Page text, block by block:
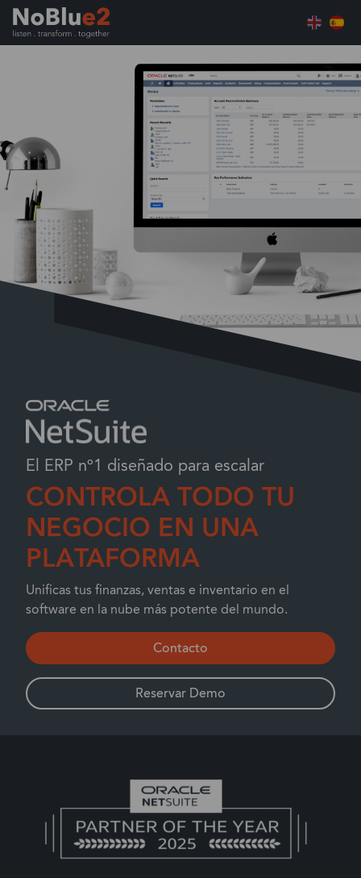
Home Controla todo tu negocio en una plataforma
El ERP nº1 diseñado para escalar
CONTROLA TODO TU
NEGOCIO EN UNA
PLATAFORMA
Contacto
Reservar Demo
Unificas tus finanzas, ventas e inventario en el
software en la nube más potente del mundo.